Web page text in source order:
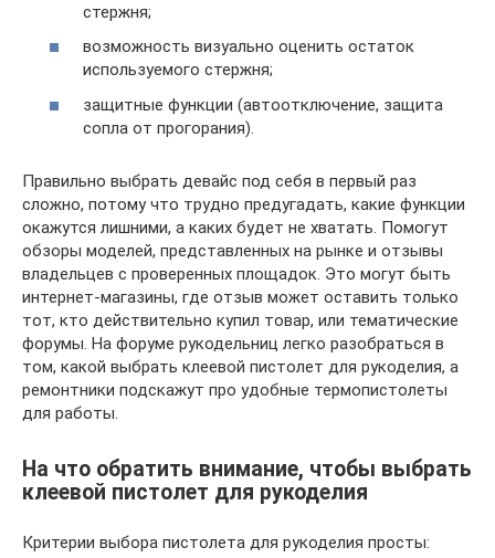
стержня;
возможность визуально оценить остаток
используемого стержня;
защитные функции (автоотключение, защита
сопла от прогорания).
Правильно выбрать девайс под себя в первый раз
сложно, потому что трудно предугадать, какие функции
окажутся лишними, а каких будет не хватать. Помогут
обзоры моделей, представленных на рынке и отзывы
владельцев с проверенных площадок. Это могут быть
интернет-магазины, где отзыв может оставить только
тот, кто действительно купил товар, или тематические
форумы. На форуме рукодельниц легко разобраться в
том, какой выбрать клеевой пистолет для рукоделия, а
ремонтники подскажут про удобные термопистолеты
для работы.
На что обратить внимание, чтобы выбрать
клеевой пистолет для рукоделия
Критерии выбора пистолета для рукоделия просты: